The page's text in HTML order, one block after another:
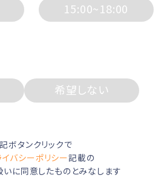
15:00~18:00
希望しない
ボタンクリックで
イバシーポリシー記載の
に同意したものとみなします